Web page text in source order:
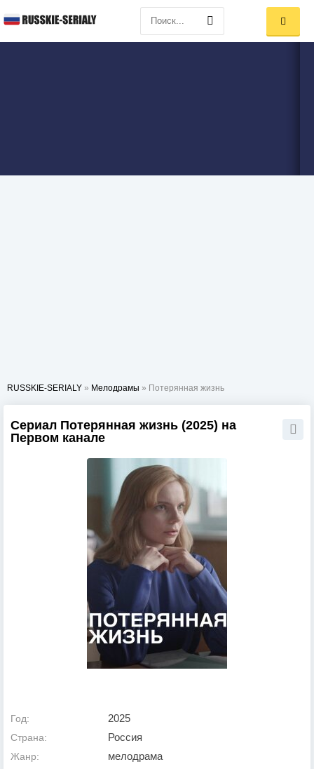
RUSSKIE-SERIALY » Мелодрамы » Потерянная жизнь
Сериал Потерянная жизнь (2025) на
Первом канале
Год: 2025
Страна: Россия
Жанр: мелодрама